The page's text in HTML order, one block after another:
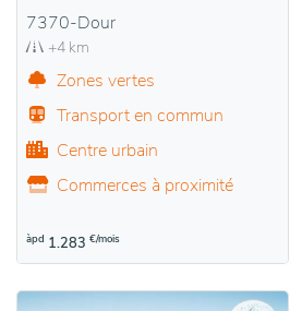
7370-Dour
+4 km
Zones vertes
Transport en commun
Centre urbain
Commerces à proximité
àpd 1.283 €/mois